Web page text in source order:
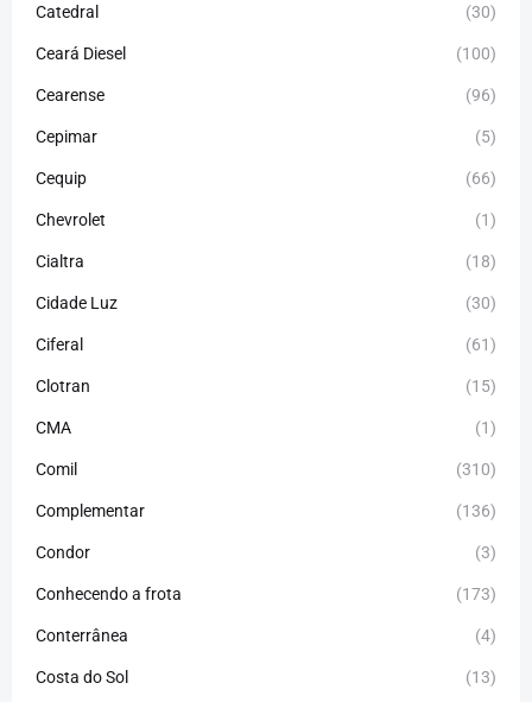
Catedral (30)
Ceará Diesel (100)
Cearense (96)
Cepimar (5)
Cequip (66)
Chevrolet (1)
Cialtra (18)
Cidade Luz (30)
Ciferal (61)
Clotran (15)
CMA (1)
Comil (310)
Complementar (136)
Condor (3)
Conhecendo a frota (173)
Conterrânea (4)
Costa do Sol (13)